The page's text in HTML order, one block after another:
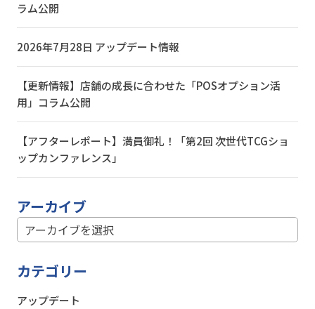
ラム公開
2026年7月28日 アップデート情報
【更新情報】店舗の成長に合わせた「POSオプション活
用」コラム公開
【アフターレポート】満員御礼！「第2回 次世代TCGショ
ップカンファレンス」
アーカイブ
カテゴリー
アップデート